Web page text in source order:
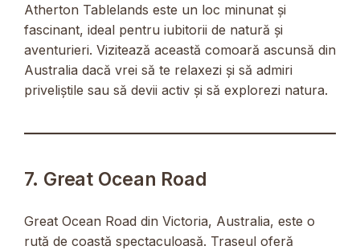
Atherton Tablelands este un loc minunat și
fascinant, ideal pentru iubitorii de natură și
aventurieri. Vizitează această comoară ascunsă din
Australia dacă vrei să te relaxezi și să admiri
priveliștile sau să devii activ și să explorezi natura.
7. Great Ocean Road
Great Ocean Road din Victoria, Australia, este o
rută de coastă spectaculoasă. Traseul oferă